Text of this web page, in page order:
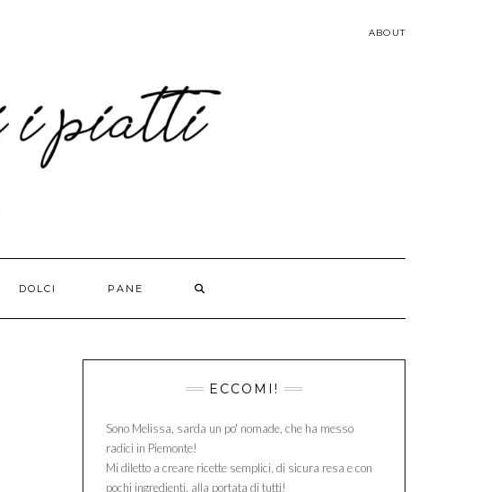
ABOUT
DOLCI PANE
ECCOMI!
Sono Melissa, sarda un po' nomade, che ha messo
radici in Piemonte!
Mi diletto a creare ricette semplici, di sicura resa e con
pochi ingredienti, alla portata di tutti!